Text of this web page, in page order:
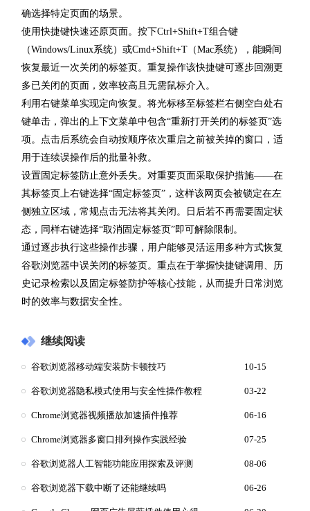
确选择特定页面的场景。
使用快捷键快速还原页面。按下Ctrl+Shift+T组合键
（Windows/Linux系统）或Cmd+Shift+T（Mac系统），能瞬间
恢复最近一次关闭的标签页。重复操作该快捷键可逐步回溯更
多已关闭的页面，效率较高且无需鼠标介入。
利用右键菜单实现定向恢复。将光标移至标签栏右侧空白处右
键单击，弹出的上下文菜单中包含“重新打开关闭的标签页”选
项。点击后系统会自动按顺序依次重启之前被关掉的窗口，适
用于连续误操作后的批量补救。
设置固定标签防止意外丢失。对重要页面采取保护措施——在
其标签页上右键选择“固定标签页”，这样该网页会被锁定在左
侧独立区域，常规点击无法将其关闭。日后若不再需要固定状
态，同样右键选择“取消固定标签页”即可解除限制。
通过逐步执行这些操作步骤，用户能够灵活运用多种方式恢复
谷歌浏览器中误关闭的标签页。重点在于掌握快捷键调用、历
史记录检索以及固定标签防护等核心技能，从而提升日常浏览
时的效率与数据安全性。
继续阅读
谷歌浏览器移动端安装防卡顿技巧 10-15
谷歌浏览器隐私模式使用与安全性操作教程 03-22
Chrome浏览器视频播放加速插件推荐 06-16
Chrome浏览器多窗口排列操作实践经验 07-25
谷歌浏览器人工智能功能应用探索及评测 08-06
谷歌浏览器下载中断了还能继续吗 06-26